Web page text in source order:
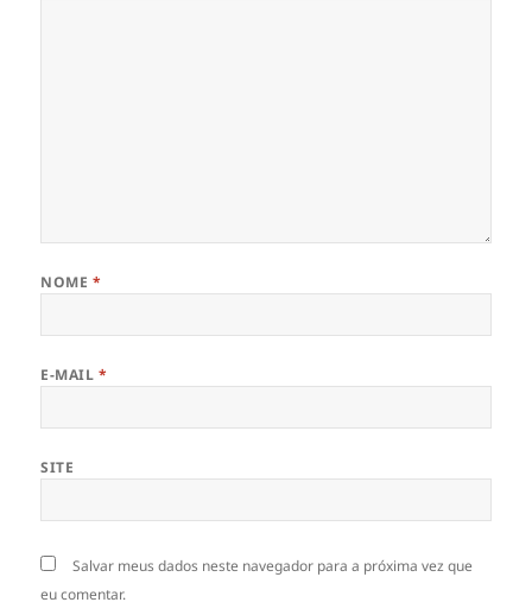
NOME *
E-MAIL *
SITE
Salvar meus dados neste navegador para a próxima vez que
eu comentar.